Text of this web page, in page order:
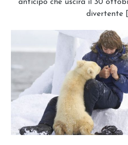
anticipo che uscirà il 30
divertente